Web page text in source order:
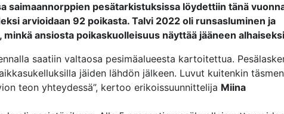
saimaannorppien pesätarkistuksissa löydettiin tänä
arvioidaan 92 poikasta. Talvi 2022 oli runsasluminen ja
ansiosta poikaskuolleisuus näyttää jääneen
saatiin valtaosa pesimäalueesta kartoitettua.
jäiden lähdön jälkeen. Luvut kuitenkin
teon yhteydessä”, kertoo erikoissuunnittelija Miina